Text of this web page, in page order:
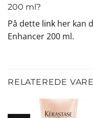
200 ml?
På dette link her kan
Enhancer 200 ml.
RELATEREDE